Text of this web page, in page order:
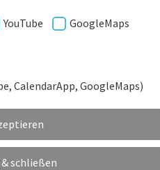
YouTube GoogleMaps
CalendarApp, GoogleMaps)
schließen
ZU